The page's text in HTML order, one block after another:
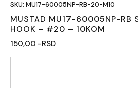
SKU: MU17-60005NP-RB-20-M10
MUSTAD MU17-60005NP-RB
HOOK – #20 – 10KOM
150,00 -RSD